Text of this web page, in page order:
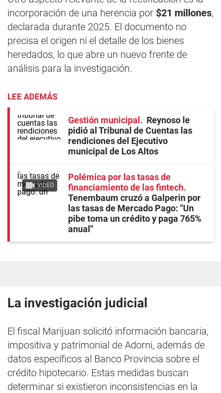
incorporación de una herencia por $21 millones,
declarada durante 2025. El documento no
precisa el origen ni el detalle de los bienes
heredados, lo que abre un nuevo frente de
análisis para la investigación.
LEE ADEMÁS
Gestión municipal
Reynoso le
pidió al Tribunal de Cuentas las
rendiciones del Ejecutivo
municipal de Los Altos
VIDEO
Polémica por las tasas de
financiamiento de las fintech
Tenembaum cruzó a Galperin por
las tasas de Mercado Pago: "Un
pibe toma un crédito y paga 765%
anual"
La investigación judicial
El fiscal Marijuan solicitó información bancaria,
impositiva y patrimonial de Adorni, además de
datos específicos al Banco Provincia sobre el
crédito hipotecario. Estas medidas buscan
determinar si existieron inconsistencias en la